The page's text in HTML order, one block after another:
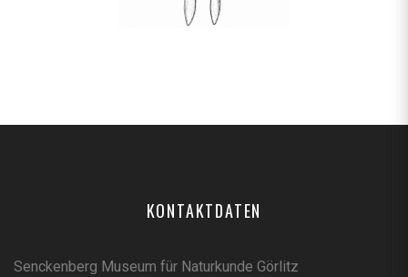
KONTAKTDATEN
Senckenberg Museum für Naturkunde Görlitz